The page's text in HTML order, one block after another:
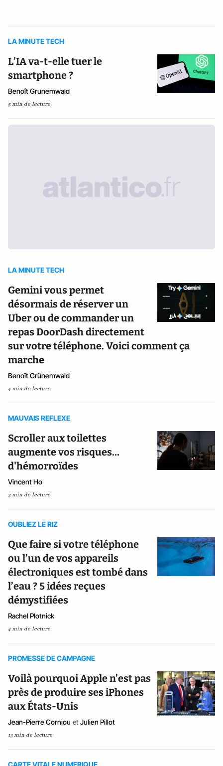
LA MINUTE TECH
L’IA va-t-elle tuer le
smartphone ?
Benoît Grunemwald
5 min de lecture
LA MINUTE TECH
Gemini vous permet
désormais de réserver un
Uber ou de commander un
repas DoorDash directement
sur votre téléphone. Voici comment ça
marche
Benoît Grünemwald
4 min de lecture
MAUVAIS REFLEXE
Scroller aux toilettes
augmente vos risques…
d'hémorroïdes
Vincent Ho
3 min de lecture
OUBLIEZ LE RIZ
Que faire si votre téléphone
ou l’un de vos appareils
électroniques est tombé dans
l’eau ? 5 idées reçues
démystifiées
Rachel Plotnick
4 min de lecture
PROMESSE DE CAMPAGNE
Voilà pourquoi Apple n’est pas
près de produire ses iPhones
aux États-Unis
Jean-Pierre Corniou et Julien Pillot
13 min de lecture
CARTE VITALE NUMERIQUE